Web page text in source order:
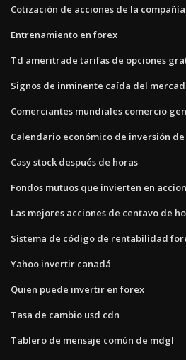
Cotización de acciones de la
Entrenamiento en forex
Td ameritrade tarifas de opciones
Signos de inminente caída del
Comerciantes mundiales comercio
Calendario económico de inversión de
Casy stock después de horas
Fondos mutuos que invierten en
Las mejores acciones de centavo de
Sistema de código de rentabilidad
Yahoo invertir canadá
Quien puede invertir en forex
Tasa de cambio usd cdn
Tablero de mensaje común de mdgl